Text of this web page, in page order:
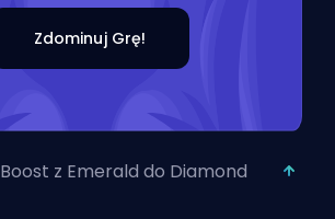
Zdominuj Grę!
Boost z Emerald do Diamond